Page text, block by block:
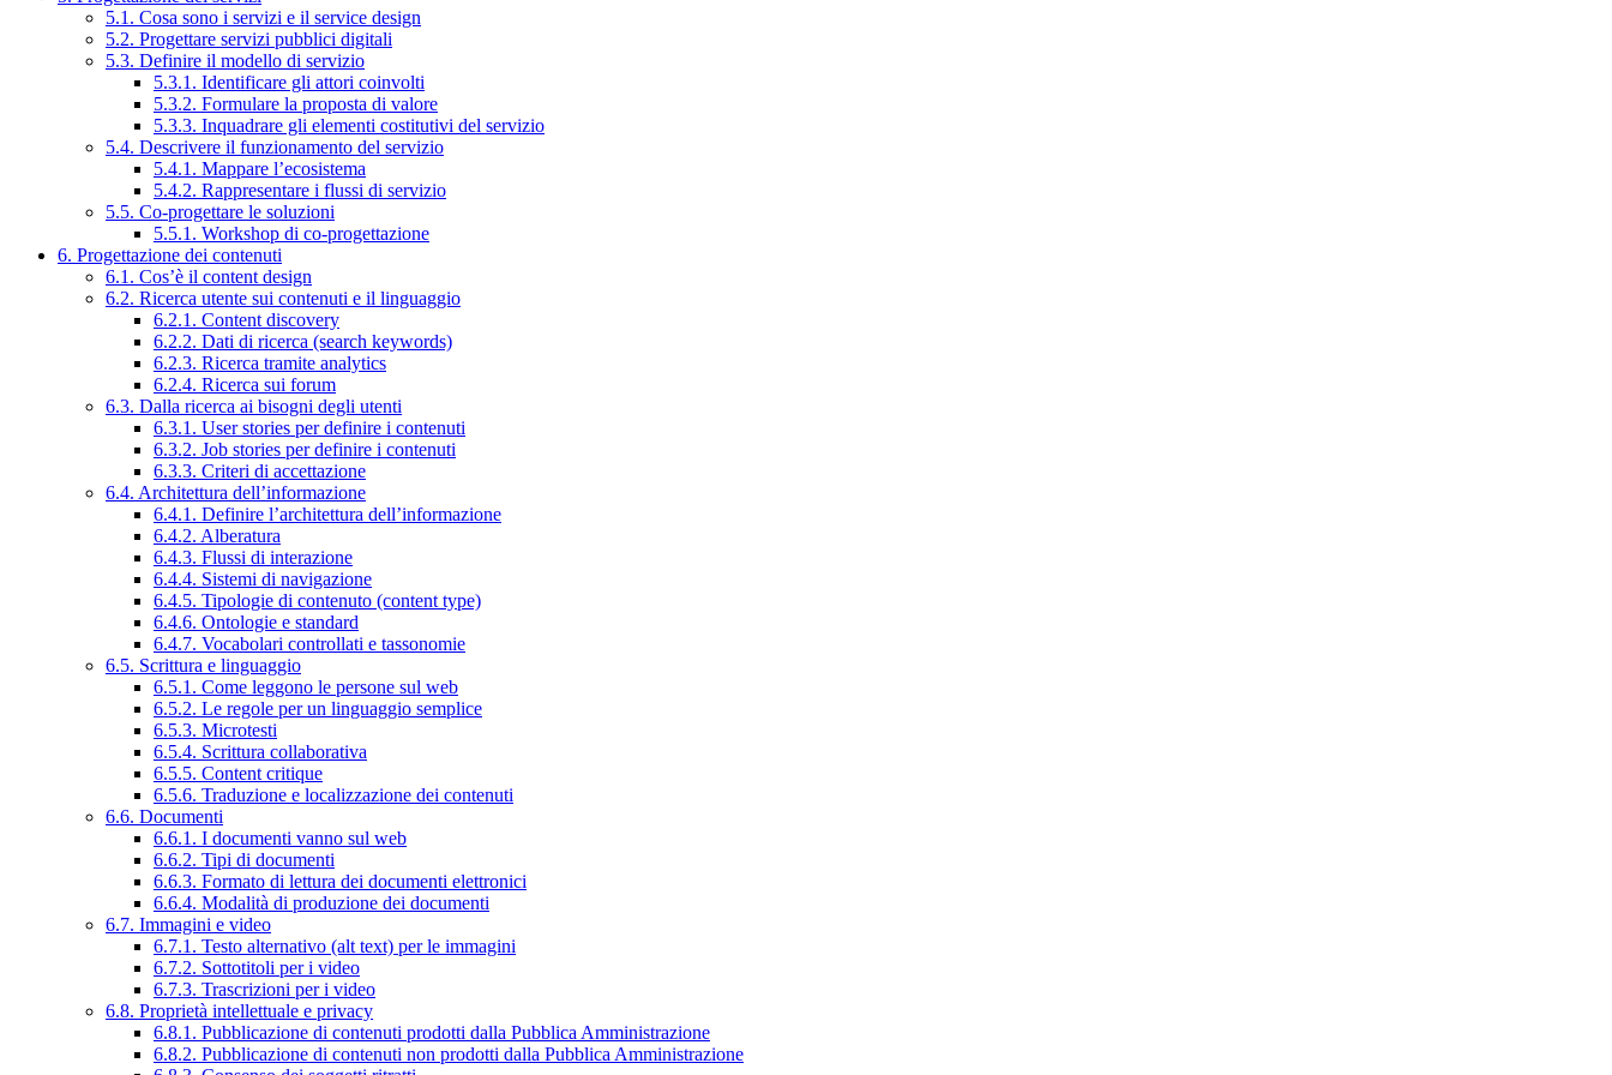
5.1. Cosa sono i servizi e il service design
5.2. Progettare servizi pubblici digitali
5.3. Definire il modello di servizio
5.3.1. Identificare gli attori coinvolti
5.3.2. Formulare la proposta di valore
5.3.3. Inquadrare gli elementi costitutivi del servizio
5.4. Descrivere il funzionamento del servizio
5.4.1. Mappare l’ecosistema
5.4.2. Rappresentare i flussi di servizio
5.5. Co-progettare le soluzioni
5.5.1. Workshop di co-progettazione
6. Progettazione dei contenuti
6.1. Cos’è il content design
6.2. Ricerca utente sui contenuti e il linguaggio
6.2.1. Content discovery
6.2.2. Dati di ricerca (search keywords)
6.2.3. Ricerca tramite analytics
6.2.4. Ricerca sui forum
6.3. Dalla ricerca ai bisogni degli utenti
6.3.1. User stories per definire i contenuti
6.3.2. Job stories per definire i contenuti
6.3.3. Criteri di accettazione
6.4. Architettura dell’informazione
6.4.1. Definire l’architettura dell’informazione
6.4.2. Alberatura
6.4.3. Flussi di interazione
6.4.4. Sistemi di navigazione
6.4.5. Tipologie di contenuto (content type)
6.4.6. Ontologie e standard
6.4.7. Vocabolari controllati e tassonomie
6.5. Scrittura e linguaggio
6.5.1. Come leggono le persone sul web
6.5.2. Le regole per un linguaggio semplice
6.5.3. Microtesti
6.5.4. Scrittura collaborativa
6.5.5. Content critique
6.5.6. Traduzione e localizzazione dei contenuti
6.6. Documenti
6.6.1. I documenti vanno sul web
6.6.2. Tipi di documenti
6.6.3. Formato di lettura dei documenti elettronici
6.6.4. Modalità di produzione dei documenti
6.7. Immagini e video
6.7.1. Testo alternativo (alt text) per le immagini
6.7.2. Sottotitoli per i video
6.7.3. Trascrizioni per i video
6.8. Proprietà intellettuale e privacy
6.8.1. Pubblicazione di contenuti prodotti dalla Pubblica Amministrazione
6.8.2. Pubblicazione di contenuti non prodotti dalla Pubblica Amministrazione